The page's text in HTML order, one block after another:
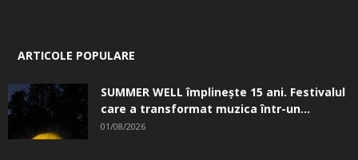
ARTICOLE POPULARE
SUMMER WELL împlinește 15 ani. Festivalul
care a transformat muzica într-un...
01/08/2026